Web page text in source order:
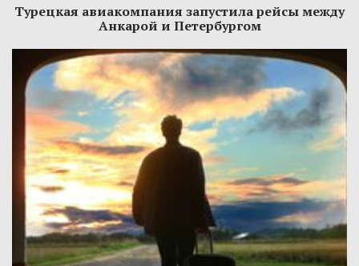
Турецкая авиакомпания запустила рейсы между
Анкарой и Петербургом